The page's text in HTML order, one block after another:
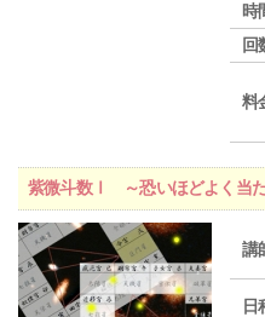
時
回
料
紫微斗数Ⅰ ～恐いほどよく当
講
日